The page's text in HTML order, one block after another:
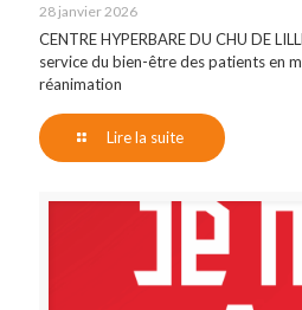
28 janvier 2026
CENTRE HYPERBARE DU CHU DE
service du bien-être des patients en
réanimation
Lire la suite